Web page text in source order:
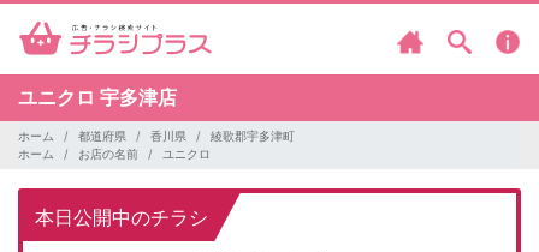
ユニクロ 宇多津店
ホーム 都道府県 香川県
綾歌郡宇多津町
ホーム
お店の名前 ユニクロ
本日公開中のチラシ